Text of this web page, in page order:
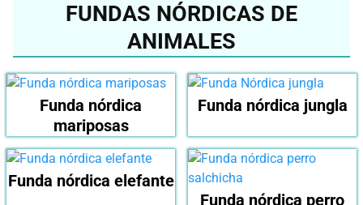
FUNDAS NÓRDICAS DE
ANIMALES
Funda nórdica
mariposas
Funda nórdica jungla
Funda nórdica elefante
Funda nórdica perro